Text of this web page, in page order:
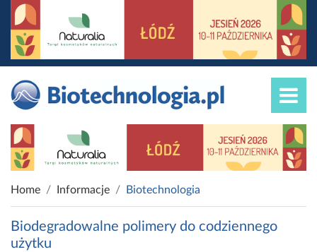
Home Informacje Biotechnologia
Biodegradowalne polimery do codziennego
użytku